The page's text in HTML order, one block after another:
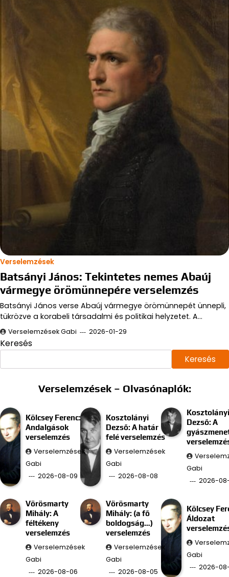
Verselemzések
Batsányi János: Tekintetes nemes Abaúj
vármegye örömünnepére verselemzés
Batsányi János verse Abaúj vármegye örömünnepét ünnepli,
tükrözve a korabeli társadalmi és politikai helyzetet. A…
Verselemzések Gabi 2026-01-29
Keresés
Keresés
Verselemzések – Olvasónaplók:
Kölcsey Ferenc:
Andalgások
verselemzés
Verselemzések
Gabi
2026-08-09
Kosztolányi
Dezső: A határ
felé verselemzés
Verselemzések
Gabi
2026-08-08
Kosztolányi
Dezső: A
Gabi
2026-
Vörösmarty
Mihály: A
féltékeny
verselemzés
Verselemzések
Gabi
2026-08-06
Vörösmarty
Mihály: (a fő
boldogság…)
verselemzés
Verselemzések
Gabi
2026-08-05
Kölcsey
Áldozat
Gabi
2026-